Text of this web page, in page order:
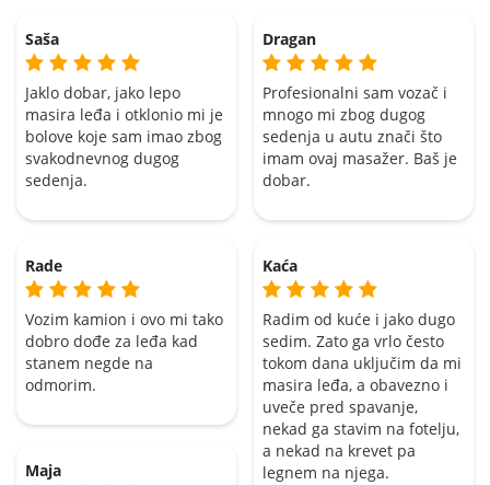
Saša
Jaklo dobar, jako lepo
masira leđa i otklonio mi je
bolove koje sam imao zbog
svakodnevnog dugog
sedenja.
Rade
Vozim kamion i ovo mi tako
dobro dođe za leđa kad
stanem negde na
odmorim.
Maja
Dragan
Profesionalni sam vozač i
mnogo mi zbog dugog
sedenja u autu znači što
imam ovaj masažer. Baš je
dobar.
Kaća
Radim od kuće i jako dugo
sedim. Zato ga vrlo često
tokom dana uključim da mi
masira leđa, a obavezno i
uveče pred spavanje,
nekad ga stavim na fotelju,
a nekad na krevet pa
legnem na njega.